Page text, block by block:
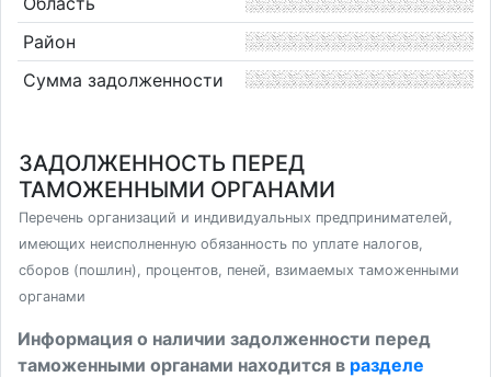
Район
Сумма задолженности
ЗАДОЛЖЕННОСТЬ ПЕРЕД
ТАМОЖЕННЫМИ ОРГАНАМИ
Перечень организаций и индивидуальных предпринимателей,
имеющих неисполненную обязанность по уплате налогов,
сборов (пошлин), процентов, пеней, взимаемых таможенными
органами
Информация о наличии задолженности перед
таможенными органами находится в разделе